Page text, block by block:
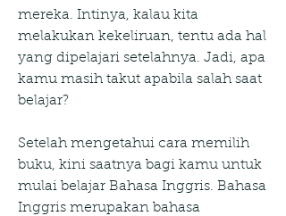
mereka. Intinya, kalau kita
melakukan kekeliruan, tentu ada hal
yang dipelajari setelahnya. Jadi, apa
kamu masih takut apabila salah saat
belajar?
Setelah mengetahui cara memilih
buku, kini saatnya bagi kamu untuk
mulai belajar Bahasa Inggris. Bahasa
Inggris merupakan bahasa